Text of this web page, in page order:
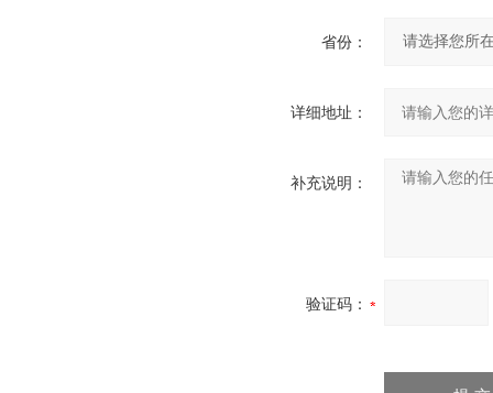
省份：
详细地址：
补充说明：
验证码：